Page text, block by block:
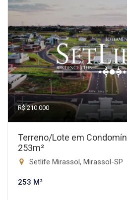
R$ 210.000
Terreno/Lote em
253m²
Setlife Mirassol, Mirassol-SP
253 M²